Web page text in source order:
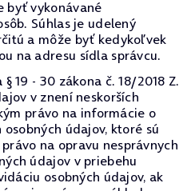
byť vykonávané
Súhlas je udelený
a môže byť kedykoľvek
na adresu sídla správcu.
19 - 30 zákona č. 18/2018 Z.
v znení neskorších
právo na informácie o
údajov, ktoré sú
na opravu nesprávnych
údajov v priebehu
osobných údajov, ak